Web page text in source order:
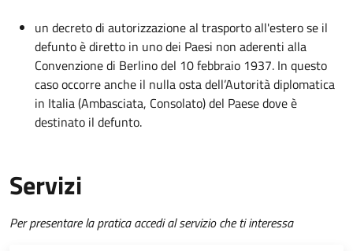
un decreto di autorizzazione al trasporto all'estero se il
defunto è diretto in uno dei Paesi non aderenti alla
Convenzione di Berlino del 10 febbraio 1937. In questo
caso occorre anche il nulla osta dell’Autorità diplomatica
in Italia (Ambasciata, Consolato) del Paese dove è
destinato il defunto.
Servizi
Per presentare la pratica accedi al servizio che ti interessa